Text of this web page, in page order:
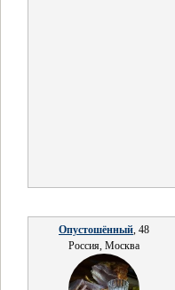
Опустошённый, 48
Россия, Москва